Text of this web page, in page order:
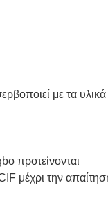
με τα
προτείνονται
μέχρι την